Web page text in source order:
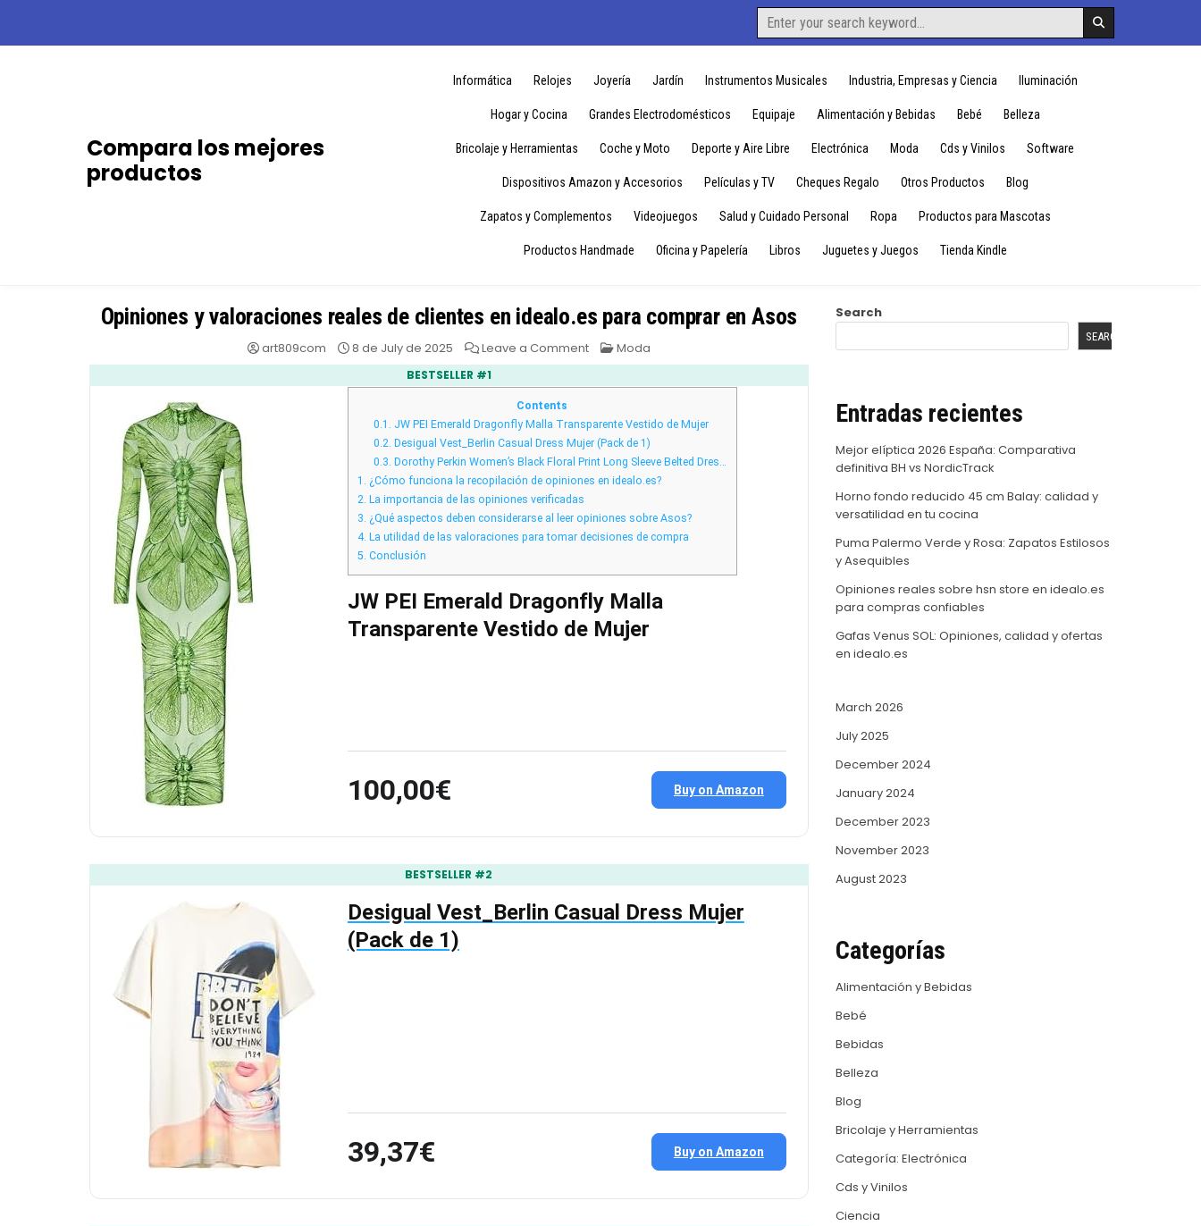
content
Search
for:
Compara los mejores
productos
Informática Relojes Joyería Jardín Instrumentos Musicales Industria, Empresas y Ciencia Iluminación
Hogar y Cocina Grandes Electrodomésticos Equipaje Alimentación y Bebidas Bebé Belleza
Bricolaje y Herramientas Coche y Moto Deporte y Aire Libre Electrónica Moda Cds y Vinilos Software
Dispositivos Amazon y Accesorios Películas y TV Cheques Regalo Otros Productos Blog
Zapatos y Complementos Videojuegos Salud y Cuidado Personal Ropa Productos para Mascotas
Productos Handmade Oficina y Papelería Libros Juguetes y Juegos Tienda Kindle
Opiniones y valoraciones reales de clientes en idealo.es para comprar en Asos
art809com 8 de July de 2025 Leave a Commenton
Opiniones
y
valoraciones
reales
clientes
en
idealo.es
para
comprar
en
Asos
Posted
Moda
BESTSELLER #1
Contents
0.1. JW PEI Emerald Dragonfly Malla Transparente Vestido de Mujer
0.2. Desigual Vest_Berlin Casual Dress Mujer (Pack de 1)
0.3. Dorothy Perkin Women’s Black Floral Print Long Sleeve Belted Dres…
1. ¿Cómo funciona la recopilación de opiniones en idealo.es?
2. La importancia de las opiniones verificadas
3. ¿Qué aspectos deben considerarse al leer opiniones sobre Asos?
4. La utilidad de las valoraciones para tomar decisiones de compra
5. Conclusión
JW PEI Emerald Dragonfly Malla
Transparente Vestido de Mujer
100,00€ Buy on Amazon
BESTSELLER #2
Desigual Vest_Berlin Casual Dress Mujer
(Pack de 1)
39,37€ Buy on Amazon
Search
SEARCH
Entradas recientes
Mejor elíptica 2026 España: Comparativa
definitiva BH vs NordicTrack
Horno fondo reducido 45 cm Balay: calidad y
versatilidad en tu cocina
Puma Palermo Verde y Rosa: Zapatos Estilosos
y Asequibles
Opiniones reales sobre hsn store en idealo.es
para compras confiables
Gafas Venus SOL: Opiniones, calidad y ofertas
en idealo.es
March 2026
July 2025
December 2024
January 2024
December 2023
November 2023
August 2023
Categorías
Alimentación y Bebidas
Bebé
Bebidas
Belleza
Blog
Bricolaje y Herramientas
Categoría: Electrónica
Cds y Vinilos
Ciencia